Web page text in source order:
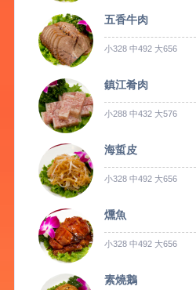
五香牛肉
小328 中492 大656
鎮江肴肉
小288 中432 大576
海蜇皮
小328 中492 大656
燻魚
小328 中492 大656
素燒鵝